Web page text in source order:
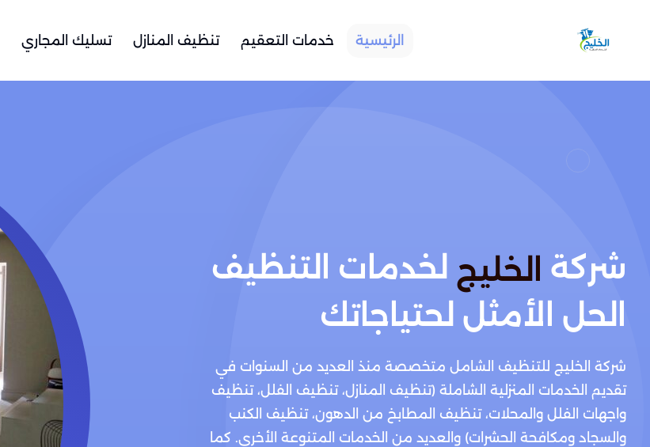
الرئيسية خدمات التعقيم تنظيف المنازل تسليك المجاري
شركة الخليج لخدمات التنظيف
الحل الأمثل لحتياجاتك
شركة الخليج للتنظيف الشامل متخصصة منذ العديد من السنوات في
تقديم الخدمات المنزلية الشاملة (تنظيف المنازل، تنظيف الفلل، تنظيف
واجهات الفلل والمحلات، تنظيف المطابخ من الدهون، تنظيف الكنب
والسجاد ومكافحة الحشرات) والعديد من الخدمات المتنوعة الأخرى. كما